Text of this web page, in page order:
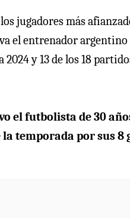
jugadores más
el entrenador argentino
y 13 de los 18
el futbolista de 30
temporada por sus 8